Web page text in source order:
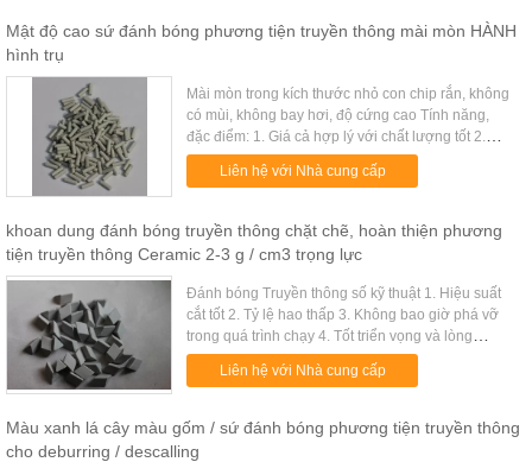
Mật độ cao sứ đánh bóng phương tiện truyền thông mài mòn HÀNH
hình trụ
Mài mòn trong kích thước nhỏ con chip rắn, không
có mùi, không bay hơi, độ cứng cao Tính năng,
đặc điểm: 1. Giá cả hợp lý với chất lượng tốt 2.
Không có thiệt hại đến hình dạng và kích thước
của bộ phận công tr...
Liên hệ với Nhà cung cấp
khoan dung đánh bóng truyền thông chặt chẽ, hoàn thiện phương
tiện truyền thông Ceramic 2-3 g / cm3 trọng lực
Đánh bóng Truyền thông số kỹ thuật 1. Hiệu suất
cắt tốt 2. Tỷ lệ hao thấp 3. Không bao giờ phá vỡ
trong quá trình chạy 4. Tốt triển vọng và lòng
khoan dung chặt chẽ Đánh bóng truyền thông bao
gồm: màu xanh lá c...
Liên hệ với Nhà cung cấp
Màu xanh lá cây màu gốm / sứ đánh bóng phương tiện truyền thông
cho deburring / descalling